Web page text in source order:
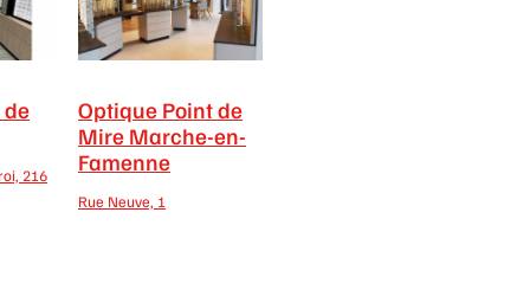
de
216
Optique Point de
Mire Marche-en-
Famenne
Rue Neuve, 1